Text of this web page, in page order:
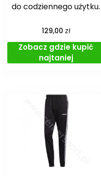
do codziennego użytku.
129,00 zł
Zobacz gdzie kupić
najtaniej